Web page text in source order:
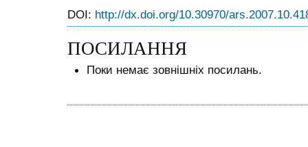
DOI: http://dx.doi.org/10.30970/
ПОСИЛАННЯ
Поки немає зовнішніх посилань.